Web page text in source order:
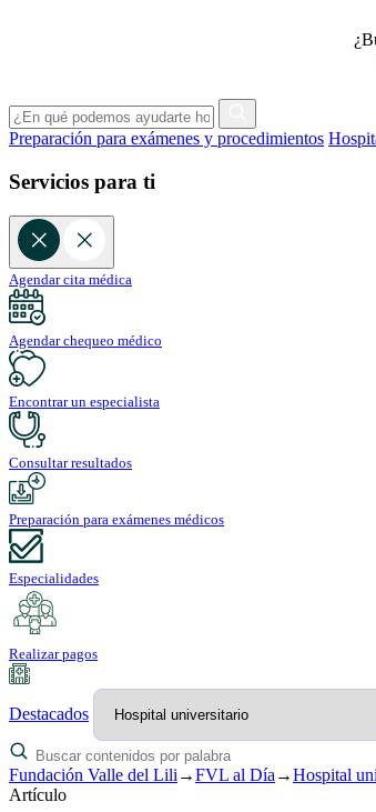
Preparación para exámenes y procedimientos
Servicios para ti
Agendar cita médica
Agendar chequeo médico
Encontrar un especialista
Consultar resultados
Preparación para exámenes médicos
Especialidades
Realizar pagos
Destacados
Fundación Valle del Lili →FVL al Día →Hospital
Artículo